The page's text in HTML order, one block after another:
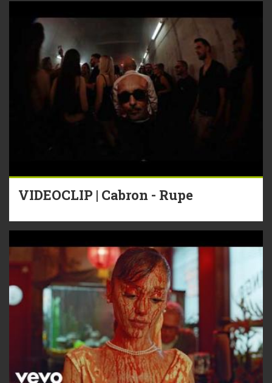
VIDEOCLIP | Cabron - Rupe